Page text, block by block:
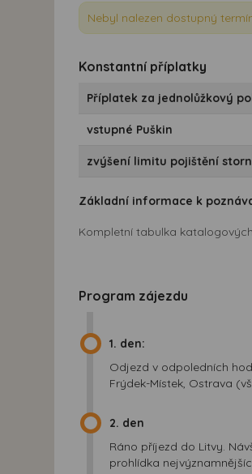
Nebyl nalezen dostupný
Konstantní příplatky
Příplatek za jednolůžkový
vstupné Puškin
zvýšení limitu pojištění
Základní informace k
Kompletní tabulka
Program zájezdu
1. den:
Odjezd v odpoledních
Frýdek-Místek, Ostrava
2. den
Ráno příjezd do Litvy.
prohlídka